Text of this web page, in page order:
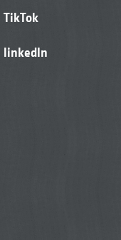
TikTok
linkedIn